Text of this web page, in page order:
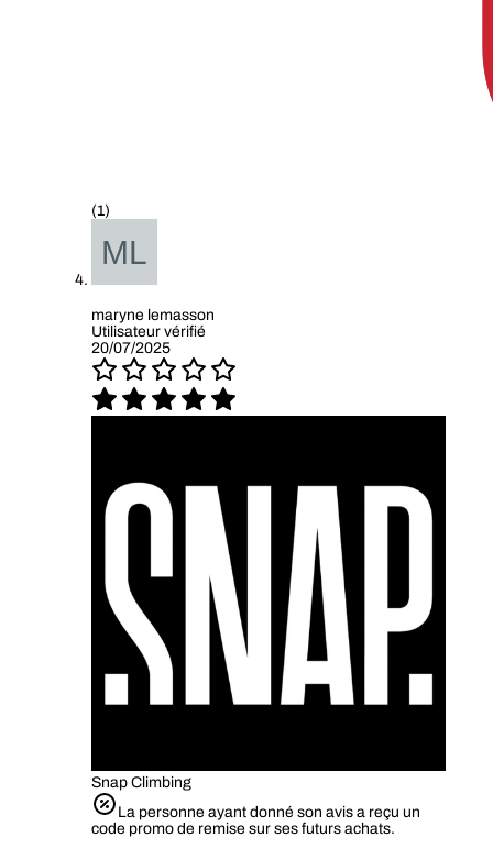
(1)
maryne lemasson
Utilisateur vérifié
20/07/2025
Snap Climbing
La personne ayant donné son avis a reçu un
code promo de remise sur ses futurs achats.